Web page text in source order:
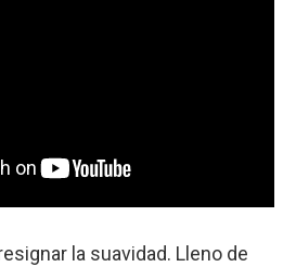
la suavidad. Lleno de